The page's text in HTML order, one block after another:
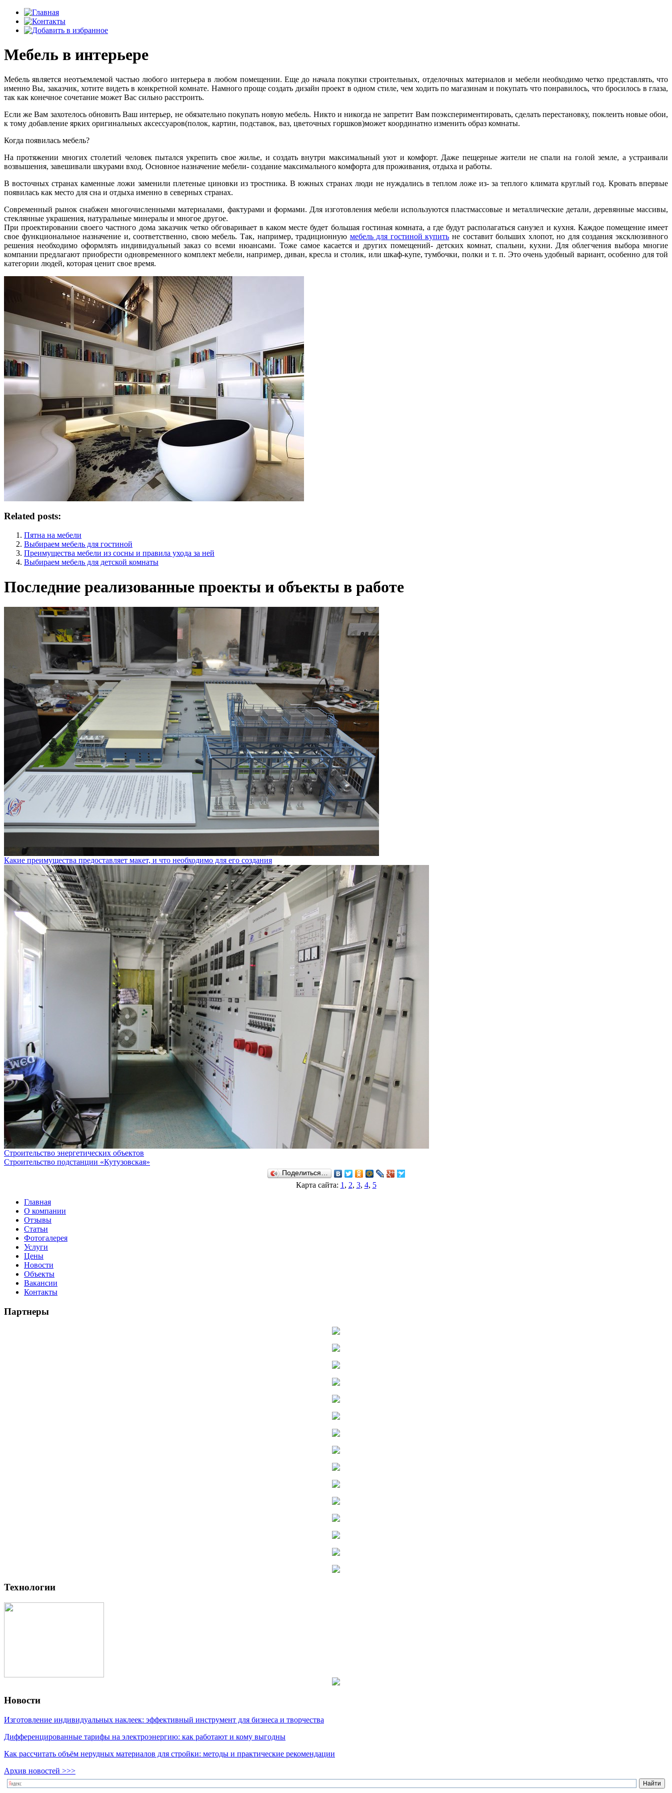
Мебель в интерьере
Мебель является неотъемлемой частью любого интерьера в любом помещении. Еще до начала покупки строительных, отделочных материалов и мебели необходимо четко представлять, что
именно Вы, заказчик, хотите видеть в конкретной комнате. Намного проще создать дизайн проект в одном стиле, чем ходить по магазинам и покупать что понравилось, что бросилось в глаза,
так как конечное сочетание может Вас сильно расстроить.
Если же Вам захотелось обновить Ваш интерьер, не обязательно покупать новую мебель. Никто и никогда не запретит Вам поэкспериментировать, сделать перестановку, поклеить новые обои,
к тому добавление ярких оригинальных аксессуаров(полок, картин, подставок, ваз, цветочных горшков)может координатно изменить образ комнаты.
Когда появилась мебель?
На протяжении многих столетий человек пытался укрепить свое жилье, и создать внутри максимальный уют и комфорт. Даже пещерные жители не спали на голой земле, а устраивали
возвышения, завешивали шкурами вход. Основное назначение мебели- создание максимального комфорта для проживания, отдыха и работы.
В восточных странах каменные ложи заменили плетеные циновки из тростника. В южных странах люди не нуждались в теплом ложе из- за теплого климата круглый год. Кровать впервые
появилась как место для сна и отдыха именно в северных странах.
Современный рынок снабжен многочисленными материалами, фактурами и формами. Для изготовления мебели используются пластмассовые и металлические детали, деревянные массивы,
стеклянные украшения, натуральные минералы и многое другое.
При проектировании своего частного дома заказчик четко обговаривает в каком месте будет большая гостиная комната, а где будут располагаться санузел и кухня. Каждое помещение имеет
свое функциональное назначение и, соответственно, свою мебель. Так, например, традиционную мебель для гостиной купить не составит больших хлопот, но для создания эксклюзивного
решения необходимо оформлять индивидуальный заказ со всеми нюансами. Тоже самое касается и других помещений- детских комнат, спальни, кухни. Для облегчения выбора многие
компании предлагают приобрести одновременного комплект мебели, например, диван, кресла и столик, или шкаф-купе, тумбочки, полки и т. п. Это очень удобный вариант, особенно для той
категории людей, которая ценит свое время.
Related posts:
Пятна на мебели
Выбираем мебель для гостиной
Преимущества мебели из сосны и правила ухода за ней
Выбираем мебель для детской комнаты
Последние реализованные проекты и объекты в работе
Какие преимущества предоставляет макет, и что необходимо для его создания
Строительство энергетических объектов
Строительство подстанции «Кутузовская»
Поделиться…
Карта сайта: 1 , 2, 3, 4, 5
Главная
О компании
Отзывы
Статьи
Фотогалерея
Услуги
Цены
Новости
Объекты
Вакансии
Контакты
Партнеры
Технологии
Новости
Изготовление индивидуальных наклеек: эффективный инструмент для бизнеса и творчества
Дифференцированные тарифы на электроэнергию: как работают и кому выгодны
Как рассчитать объём нерудных материалов для стройки: методы и практические рекомендации
Архив новостей >>>